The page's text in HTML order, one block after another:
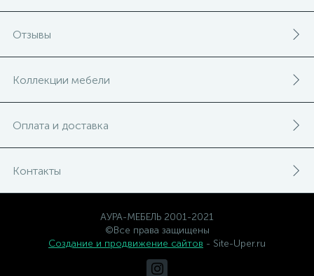
Отзывы
Коллекции мебели
Оплата и доставка
Контакты
АУРА-МЕБЕЛЬ 2001-2021
©Все права защищены
Создание и продвижение сайтов - Site-Uper.ru